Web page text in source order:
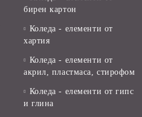
бирен картон
Коледа - елементи от
хартия
Коледа - елементи от
акрил, пластмаса, стирофом
Коледа - елементи от гипс
и глина